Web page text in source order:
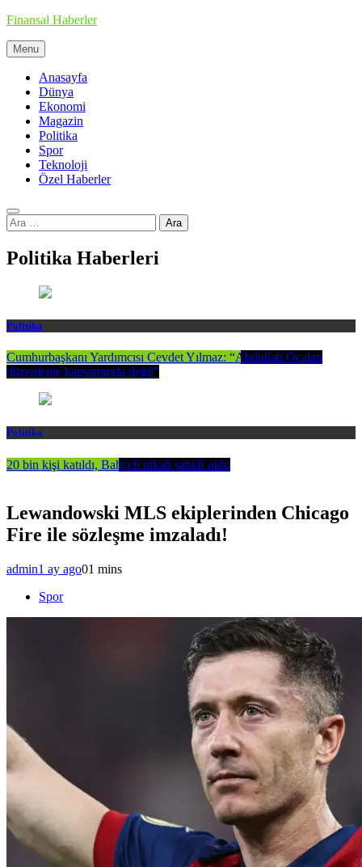
Skip
content
Finansal Haberler
Haberin doğru adresi
Menu
Anasayfa
Dünya
Ekonomi
Magazin
Politika
Spor
Teknoloji
Özel Haberler
Arama:
Politika Haberleri
Politika
Cumhurbaşkanı Yardımcısı Cevdet Yılmaz: “Abdullah Öcalan
düzenleme kapsamında değil”
Politika
20 bin kişi katıldı, Bahçeli nikah şahidi oldu
Lewandowski MLS ekiplerinden Chicago
Fire ile sözleşme imzaladı!
admin1 ay ago01 mins
Spor